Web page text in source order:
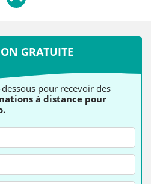
GRATUITE
pour recevoir des
à distance pour